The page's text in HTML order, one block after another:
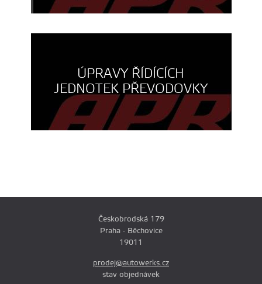
ÚPRAVY ŘÍDÍCÍCH
JEDNOTEK PŘEVODOVKY
Českobrodská 179
Praha - Běchovice
19011
prodej@autowerks.cz
stav objednávek